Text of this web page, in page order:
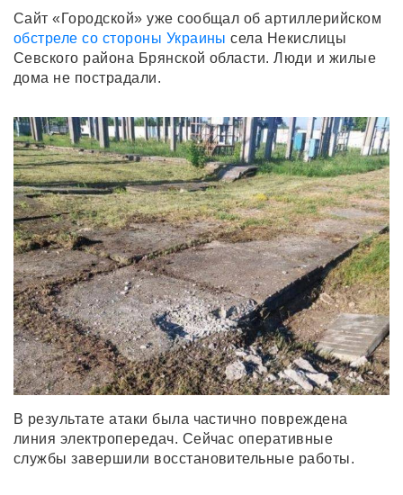
Сайт «Городской» уже сообщал об артиллерийском
обстреле со стороны Украины села Некислицы
Севского района Брянской области. Люди и жилые
дома не пострадали.
В результате атаки была частично повреждена
линия электропередач. Сейчас оперативные
службы завершили восстановительные работы.